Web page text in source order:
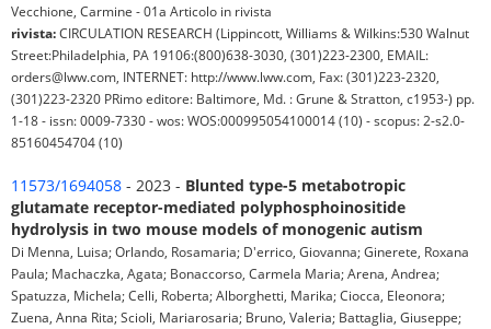
Vecchione, Carmine - 01a Articolo in rivista
rivista:CIRCULATION RESEARCH (Lippincott, Williams & Wilkins:530 Walnut
Street:Philadelphia, PA 19106:(800)638-3030, (301)223-2300, EMAIL:
orders@lww.com, INTERNET: http://www.lww.com, Fax: (301)223-2320,
(301)223-2320 PRimo editore: Baltimore, Md. : Grune & Stratton, c1953-) pp.
1-18 - issn: 0009-7330 - wos: WOS:000995054100014 (10) - scopus: 2-s2.0-
85160454704 (10)
11573/1694058 - 2023 - Blunted type-5 metabotropic
glutamate receptor-mediated polyphosphoinositide
hydrolysis in two mouse models of monogenic autism
Di Menna, Luisa; Orlando, Rosamaria; D'errico, Giovanna; Ginerete, Roxana
Paula; Machaczka, Agata; Bonaccorso, Carmela Maria; Arena, Andrea;
Spatuzza, Michela; Celli, Roberta; Alborghetti, Marika; Ciocca, Eleonora;
Zuena, Anna Rita; Scioli, Mariarosaria; Bruno, Valeria; Battaglia, Giuseppe;